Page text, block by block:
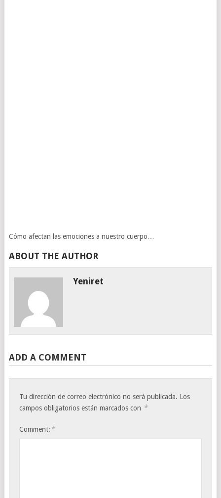
Cómo afectan las emociones a nuestro cuerpo…
ABOUT THE AUTHOR
Yeniret
ADD A COMMENT
Tu dirección de correo electrónico no será publicada. Los
campos obligatorios están marcados con *
Comment: *